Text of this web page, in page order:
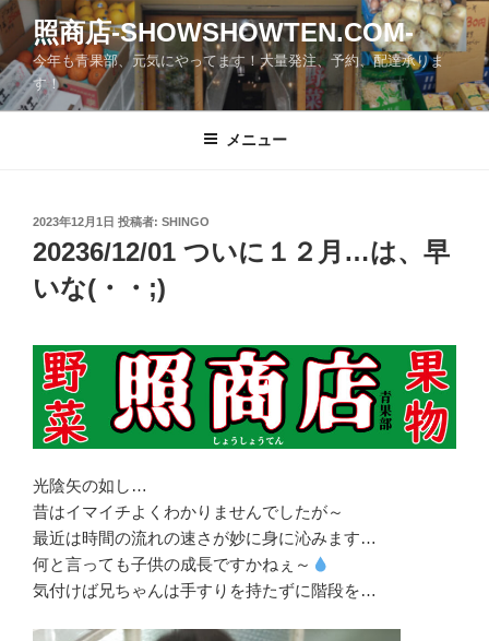
コ
テ
ン
ツ
照商店-SHOWSHOWTEN.COM-
今年も青果部、元気にやってます！大量発注、予約、配達承りま
す！
メニュー
投
稿
日:
2023年12月1日 投稿者: SHINGO
20236/12/01 ついに１２月…は、早
いな(・・;)
光陰矢の如し…
昔はイマイチよくわかりませんでしたが～
最近は時間の流れの速さが妙に身に沁みます…
何と言っても子供の成長ですかねぇ～
気付けば兄ちゃんは手すりを持たずに階段を…